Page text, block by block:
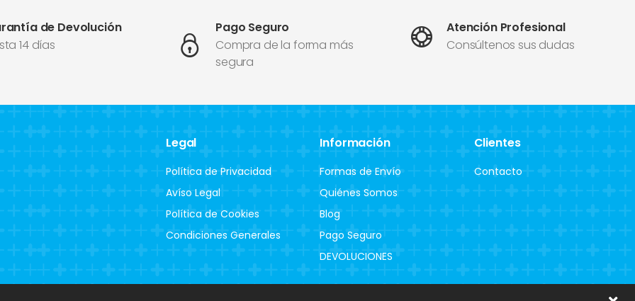
de Devolución
14 días
Pago Seguro
Compra de la forma más
segura
Atención Profesional
Consúltenos sus dudas
Legal
Política de Privacidad
Avíso Legal
Política de Cookies
Condiciones Generales
Información
Formas de Envío
Quiénes Somos
Blog
Pago Seguro
DEVOLUCIONES
Clientes
Contacto